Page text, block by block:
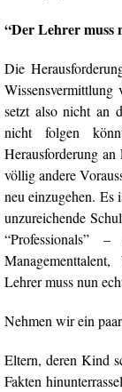
“Der Lehrer muss
Die
setzt also nicht an
nicht folgen
Herausforderung
völlig andere
neu einzugehen. Es
unzureichende
“Professionals”
Lehrer muss nun
Nehmen wir ein
Eltern, deren Kind
Fakten